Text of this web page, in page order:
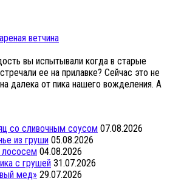
ветчина
вы испытывали когда в старые
ее на прилавке? Сейчас это не
далека от пика нашего вожделения. А
со сливочным соусом 07.08.2026
из груши 05.08.2026
лососем 04.08.2026
с грушей 31.07.2026
мед» 29.07.2026